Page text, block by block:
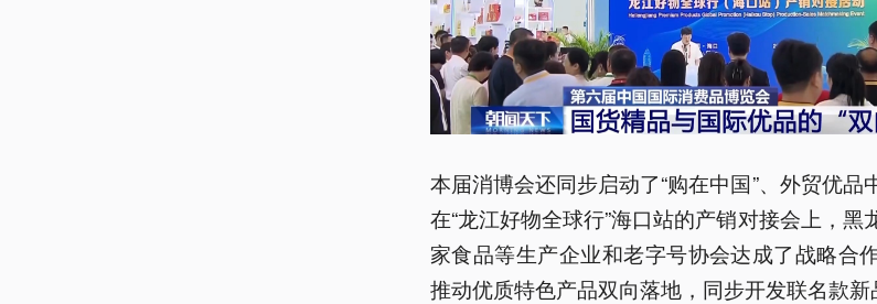
本届消博会还同步启动了“购在中国”、外贸优品
在“龙江好物全球行”海口站的产销对接会上，黑
家食品等生产企业和老字号协会达成了战略合
推动优质特色产品双向落地，同步开发联名款新